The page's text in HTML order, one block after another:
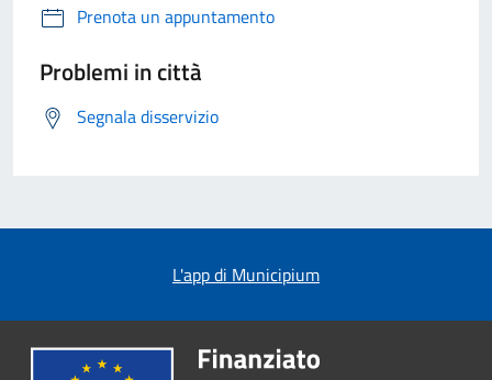
Prenota un appuntamento
Problemi in città
Segnala disservizio
L'app di Municipium